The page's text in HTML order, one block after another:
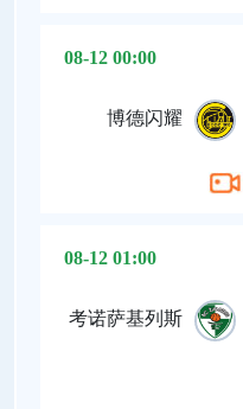
08-12 00:00
博德闪耀
08-12 01:00
考诺萨基列斯